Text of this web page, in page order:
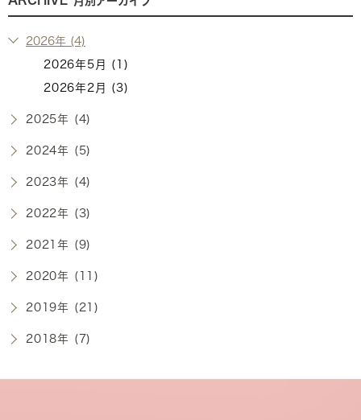
2026年 (4)
2026年5月 (1)
2026年2月 (3)
2025年 (4)
2024年 (5)
2023年 (4)
2022年 (3)
2021年 (9)
2020年 (11)
2019年 (21)
2018年 (7)